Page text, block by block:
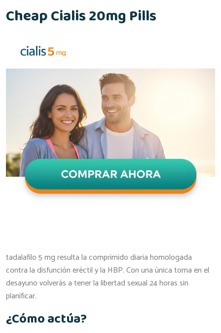
Cheap Cialis 20mg Pills
tadalafilo 5 mg resulta la comprimido diaria homologada
contra la disfunción eréctil y la HBP. Con una única toma en el
desayuno volverás a tener la libertad sexual 24 horas sin
planificar.
¿Cómo actúa?